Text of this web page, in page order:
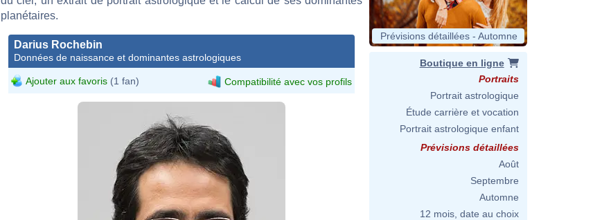
planétaires.
Darius Rochebin
Données de naissance et dominantes astrologiques
Ajouter aux favoris (1 fan) Compatibilité avec vos profils
Prévisions détaillées - Automne
Boutique en ligne
Portraits
Portrait astrologique
Étude carrière et vocation
Portrait astrologique enfant
Prévisions détaillées
Août
Septembre
Automne
12 mois, date au choix